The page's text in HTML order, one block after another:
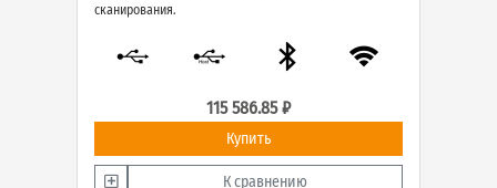
сканирования.
115 586.85 ₽
Купить
К сравнению